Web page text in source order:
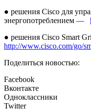
● решения Cisco для
энергопотреблением —
● решения Cisco Smart
http://www.cisco.com/go/
Поделиться новостью:
Facebook
Вконтакте
Одноклассники
Twitter